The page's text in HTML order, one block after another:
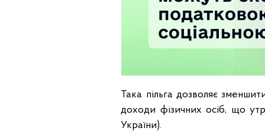
Така пільга дозволяє
доходи фізичних осіб, що
України).